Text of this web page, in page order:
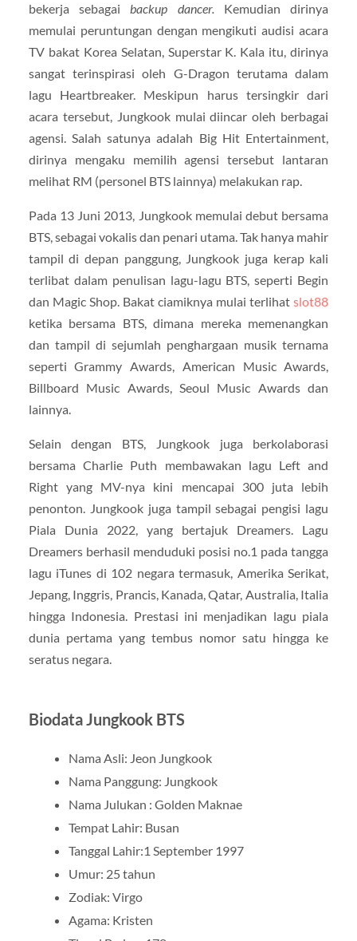
bekerja sebagaibackup dancer. Kemudian dirinya
memulai peruntungan dengan mengikuti audisi acara
TV bakat Korea Selatan, Superstar K. Kala itu, dirinya
sangat terinspirasi oleh G-Dragon terutama dalam
lagu Heartbreaker. Meskipun harus tersingkir dari
acara tersebut, Jungkook mulai diincar oleh berbagai
agensi. Salah satunya adalah Big Hit Entertainment,
dirinya mengaku memilih agensi tersebut lantaran
melihat RM (personel BTS lainnya) melakukan rap.
Pada 13 Juni 2013, Jungkook memulai debut bersama
BTS, sebagai vokalis dan penari utama. Tak hanya mahir
tampil di depan panggung, Jungkook juga kerap kali
terlibat dalam penulisan lagu-lagu BTS, seperti Begin
dan Magic Shop. Bakat ciamiknya mulai terlihatslot88
ketika bersama BTS, dimana mereka memenangkan
dan tampil di sejumlah penghargaan musik ternama
seperti Grammy Awards, American Music Awards,
Billboard Music Awards, Seoul Music Awards dan
lainnya.
Selain dengan BTS, Jungkook juga berkolaborasi
bersama Charlie Puth membawakan lagu Left and
Right yang MV-nya kini mencapai 300 juta lebih
penonton. Jungkook juga tampil sebagai pengisi lagu
Piala Dunia 2022, yang bertajuk Dreamers. Lagu
Dreamers berhasil menduduki posisi no.1 pada tangga
lagu iTunes di 102 negara termasuk, Amerika Serikat,
Jepang, Inggris, Prancis, Kanada, Qatar, Australia, Italia
hingga Indonesia. Prestasi ini menjadikan lagu piala
dunia pertama yang tembus nomor satu hingga ke
seratus negara.
Biodata Jungkook BTS
Nama Asli: Jeon Jungkook
Nama Panggung: Jungkook
Nama Julukan : Golden Maknae
Tempat Lahir: Busan
Tanggal Lahir:1 September 1997
Umur: 25 tahun
Zodiak: Virgo
Agama: Kristen